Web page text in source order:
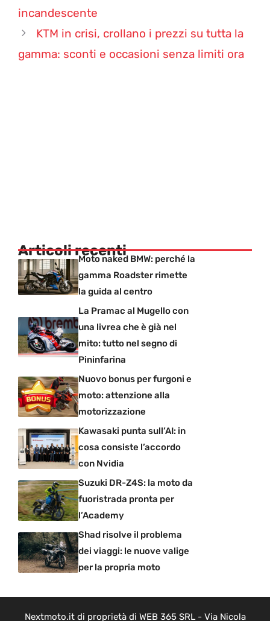
incandescente
KTM in crisi, crollano i prezzi su tutta la
gamma: sconti e occasioni senza limiti ora
Articoli recentiMoto naked BMW: perché la
gamma Roadster rimette
la guida al centro
La Pramac al Mugello con
una livrea che è già nel
mito: tutto nel segno di
Pininfarina
Nuovo bonus per furgoni e
moto: attenzione alla
motorizzazione
Kawasaki punta sull’AI: in
cosa consiste l’accordo
con Nvidia
Suzuki DR-Z4S: la moto da
fuoristrada pronta per
l’Academy
Shad risolve il problema
dei viaggi: le nuove valige
per la propria moto
Nextmoto.it di proprietà di WEB 365 SRL - Via Nicola